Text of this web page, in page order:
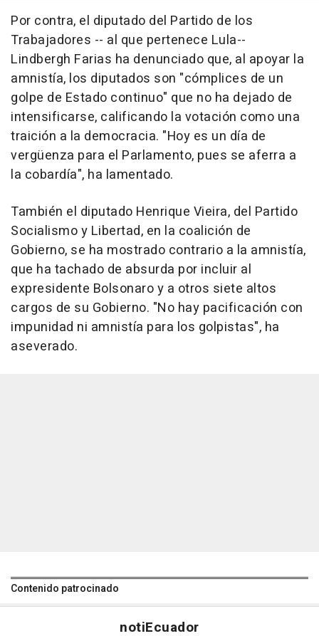
Por contra, el diputado del Partido de los
Trabajadores -- al que pertenece Lula--
Lindbergh Farias ha denunciado que, al apoyar la
amnistía, los diputados son "cómplices de un
golpe de Estado continuo" que no ha dejado de
intensificarse, calificando la votación como una
traición a la democracia. "Hoy es un día de
vergüenza para el Parlamento, pues se aferra a
la cobardía", ha lamentado.
También el diputado Henrique Vieira, del Partido
Socialismo y Libertad, en la coalición de
Gobierno, se ha mostrado contrario a la amnistía,
que ha tachado de absurda por incluir al
expresidente Bolsonaro y a otros siete altos
cargos de su Gobierno. "No hay pacificación con
impunidad ni amnistía para los golpistas", ha
aseverado.
Contenido patrocinado
notiEcuador